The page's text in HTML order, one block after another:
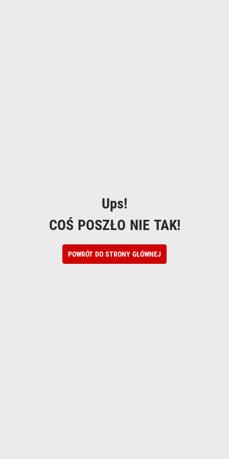
Ups!
COŚ POSZŁO NIE TAK!
POWRÓT DO STRONY GŁÓWNEJ